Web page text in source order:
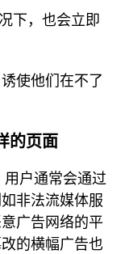
下，也会立即
使他们在不了
的页面
用户通常会通过
非法流媒体服
广告网络的平
的横幅广告也